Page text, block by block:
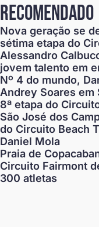
recomendado
Nova geração se
sétima etapa do
Alessandro
jovem talento em
Nº 4 do mundo,
Andrey Soares em
8ª etapa do
São José dos
do Circuito Beach
Daniel Mola
Praia de
Circuito Fairmont
300 atletas